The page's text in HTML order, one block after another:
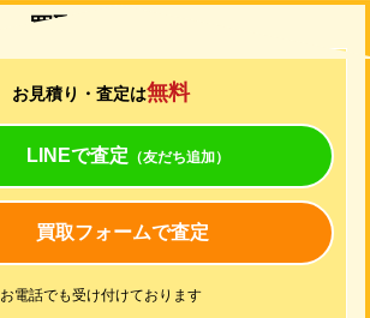
買取について
お見積り・査定は無料
LINEで査定 （友だち追加）
買取フォームで査定
お電話でも受け付けております